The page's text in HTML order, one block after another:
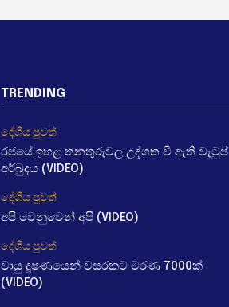
TRENDING
දේශීය පුවත්
රජයේ ඉහළ තනතුරුවල උද්ගත වී ඇති වැටුප්
අර්බුදය (VIDEO)
දේශීය පුවත්
අපි වෙනුවෙන් අපි (VIDEO)
දේශීය පුවත්
වායු දූෂණයෙන් වසරකට මරණ 7000ක්
(VIDEO)